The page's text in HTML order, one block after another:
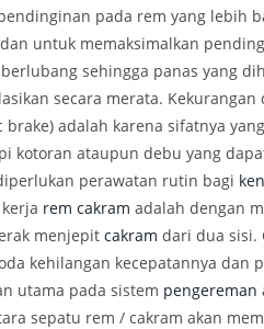
pada rem yang lebih
untuk memaksimalkan
sehingga panas yang
secara merata.
brake) adalah karena sifatnya
kotoran ataupun debu yang
perawatan rutin bagi
rem cakram adalah dengan
menjepit cakram dari dua sisi.
kehilangan kecepatannya dan
utama pada sistem pengereman
sepatu rem / cakram akan